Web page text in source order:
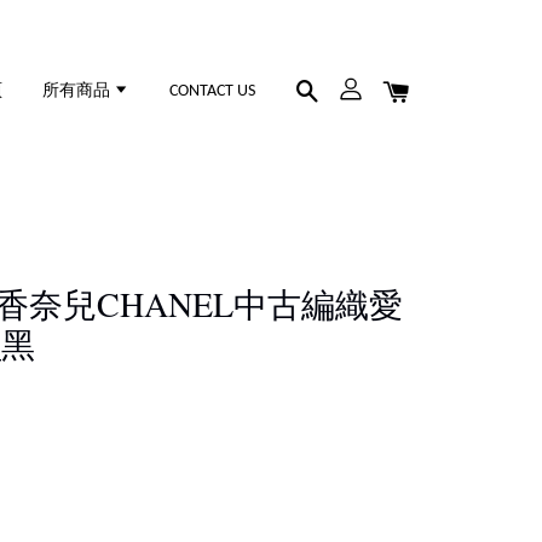
所有商品 CONTACT US
奈兒CHANEL中古編織愛